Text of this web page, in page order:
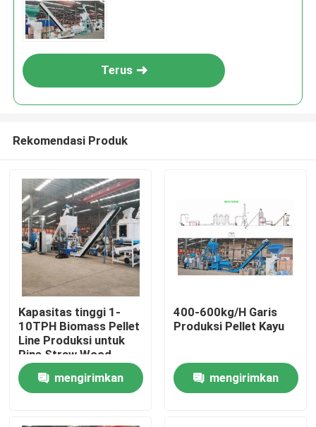
Rumah
Terus
Rekomendasi Produk
Kapasitas tinggi 1-
10TPH Biomass Pellet
Line Produksi untuk
Pine Straw Wood
Chips Ramah
Lingkunganmengirimkan
400-600kg/H Garis
Produksi Pellet Kayu
mengirimkan